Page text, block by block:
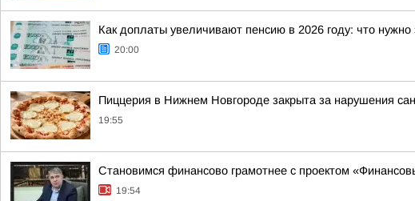
Как доплаты увеличивают пенсию в 2026 году: что нужно
20:00
Пиццерия в Нижнем Новгороде закрыта за нарушения
19:55
Становимся финансово грамотнее с проектом
19:54